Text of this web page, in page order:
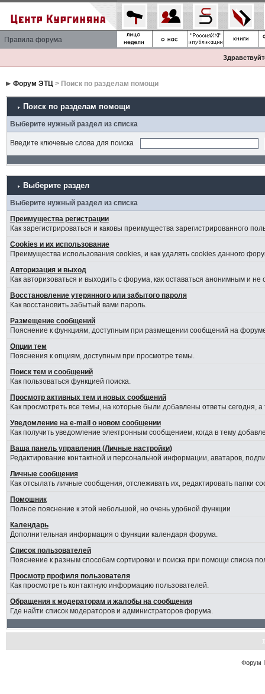
Правила форума
Форум ЭТЦ> Поиск по разделам помощи
Поиск по разделам помощи
Выберите нужный раздел из списка
Введите ключевые слова для поиска
Выберите раздел
Выберите нужный раздел из списка
Преимущества регистрации
Как зарегистрироваться и каковы преимущества зарегистрированного
Cookies и их использование
Преимущества использования cookies, и как удалять cookies данного
Авторизация и выход
Как авторизоваться и выходить с форума, как оставаться анонимным и
Восстановление утерянного или забытого пароля
Как восстановить забытый вами пароль.
Размещение сообщений
Пояснение к функциям, доступным при размещении сообщений на
Опции тем
Пояснения к опциям, доступным при просмотре темы.
Поиск тем и сообщений
Как пользоваться функцией поиска.
Просмотр активных тем и новых сообщений
Как просмотреть все темы, на которые были добавлены ответы сегодня,
Уведомление на е-mail о новом сообщении
Как получить уведомление электронным сообщением, когда в тему
Ваша панель управления (Личные настройки)
Редактирование контактной и персональной информации, аватаров,
Личные сообщения
Как отсылать личные сообщения, отслеживать их, редактировать папки
Помошник
Полное пояснение к этой небольшой, но очень удобной функции
Календарь
Дополнительная информация о функции календаря форума.
Список пользователей
Пояснение к разным способам сортировки и поиска при помощи списка
Просмотр профиля пользователя
Как просмотреть контактную информацию пользователей.
Обращения к модераторам и жалобы на сообщения
Где найти список модераторов и администраторов форума.
Форум